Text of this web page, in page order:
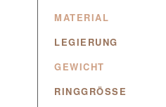
MATERIAL
LEGIERUNG
GEWICHT
RINGGRÖSSE